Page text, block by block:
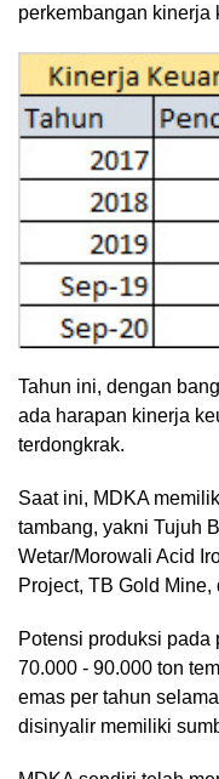
perkembangan kinerja
Tahun ini, dengan
ada harapan kinerja
terdongkrak.
Saat ini, MDKA
tambang, yakni Tujuh
Wetar/Morowali Acid
Project, TB Gold
Potensi produksi pada
70.000 - 90.000 ton
emas per tahun
disinyalir memiliki